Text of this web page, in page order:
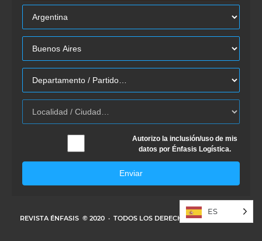
Autorizo la inclusión/uso de mis
datos por Énfasis Logística.
Enviar
REVISTA ÉNFASIS © 2020 · TODOS LOS DERECHOS RESERVADOS
ES